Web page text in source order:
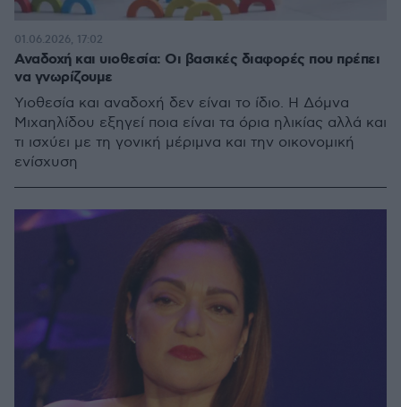
Αναδοχή και υιοθεσία: Οι βασικές διαφορές που πρέπει
να γνωρίζουμε
Υιοθεσία και αναδοχή δεν είναι το ίδιο. Η Δόμνα
Μιχαηλίδου εξηγεί ποια είναι τα όρια ηλικίας αλλά και
τι ισχύει με τη γονική μέριμνα και την οικονομική
ενίσχυση
01.06.2026, 17:02